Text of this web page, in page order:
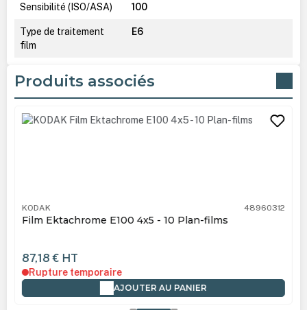
Sensibilité (ISO/ASA) 100
Type de traitement
film
E6
Produits associés
Ignorer la galerie de produits
KODAK 48960312
Film Ektachrome E100 4x5 - 10 Plan-films
87,18 € HT
Rupture temporaire
AJOUTER AU PANIER